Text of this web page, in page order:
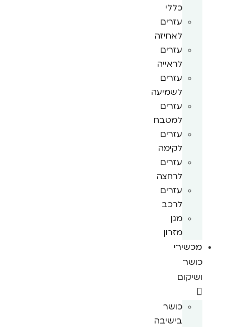
כללי
עזרים
לאחיזה
עזרים
לראייה
עזרים
לשמיעה
עזרים
למטבח
עזרים
לקימה
עזרים
לרחצה
עזרים
לרכב
מגן
מזרון
מכשירי
כושר
ושיקום
כושר
בישיבה